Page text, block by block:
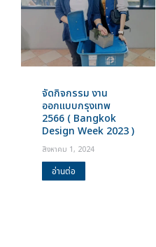
จัดกิจกรรม งาน
ออกแบบกรุงเทพ
2566 ( Bangkok
Design Week 2023 )
สิงหาคม 1, 2024
อ่านต่อ